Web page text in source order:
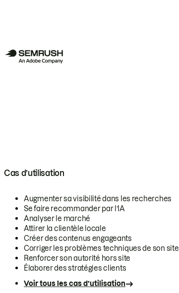
Cas d’utilisation
Augmenter sa visibilité dans les recherches
Se faire recommander par l’IA
Analyser le marché
Attirer la clientèle locale
Créer des contenus engageants
Corriger les problèmes techniques de son site
Renforcer son autorité hors site
Élaborer des stratégies clients
Voir tous les cas d’utilisation